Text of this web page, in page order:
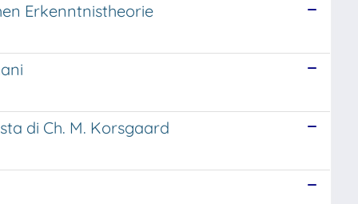
Erkenntnistheorie
di Ch. M. Korsgaard